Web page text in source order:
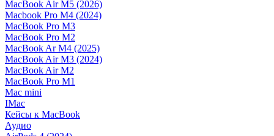
MacBook Air M5 (2026)
Macbook Pro M4 (2024)
MacBook Pro M3
MacBook Pro M2
MacBook Ar M4 (2025)
MacBook Air M3 (2024)
MacBook Air M2
MacBook Pro M1
Mac mini
IMac
Кейсы к MacBook
Аудио